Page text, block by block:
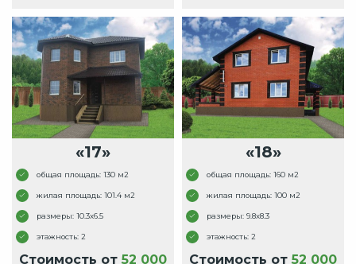
«17»
общая площадь: 130 м2
жилая площадь: 101.4 м2
размеры: 10.3x6.5
этажность: 2
Стоимость от 52 000
«18»
общая площадь: 160 м2
жилая площадь: 100 м2
размеры: 9.8x8.3
этажность: 2
Стоимость от 52 000